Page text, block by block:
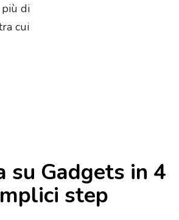
più di
cui
su Gadgets in 4
step